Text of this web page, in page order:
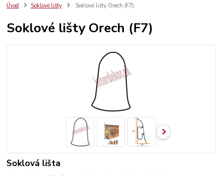
Úvod Soklové lišty Soklové lišty Orech (F7)
Soklové lišty Orech (F7)
Soklová lišta